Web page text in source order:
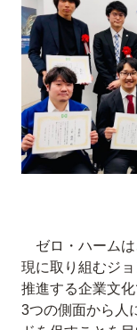
ゼロ・ハームは
現に取り組むジ
推進する企業文
3つの側面から人